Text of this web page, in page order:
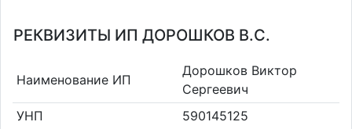
РЕКВИЗИТЫ ИП ДОРОШКОВ В.С.
Наименование ИП
Дорошков Виктор
Сергеевич
УНП
590145125